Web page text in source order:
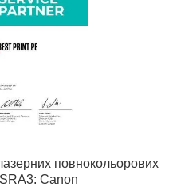
повнокольорових
Canon